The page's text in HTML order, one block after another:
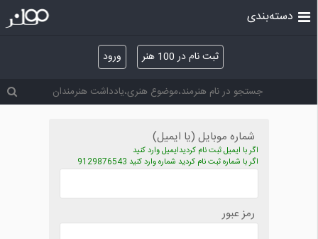
ثبت نام در 100 هنر ورود
دسته‌بندی
شماره موبایل (یا ایمیل)
اگر با ایمیل ثبت نام کردیدایمیل وارد کنید
اگر با شماره ثبت نام کردید شماره وارد کنید 9129876543
رمز عبور